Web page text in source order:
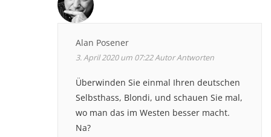
Alan Posener
3. April 2020 um 07:22AutorAntworten
Überwinden Sie einmal Ihren deutschen
Selbsthass, Blondi, und schauen Sie mal,
wo man das im Westen besser macht.
Na?